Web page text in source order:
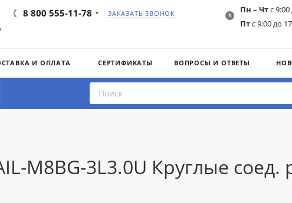
8 800 555-11-78 ЗАКАЗАТЬ ЗВОНОК Пн – Чтс
Птс 9:00 до
И ОПЛАТА СЕРТИФИКАТЫ ВОПРОСЫ И ОТВЕТЫ
M8BG-3L3.0U Круглые